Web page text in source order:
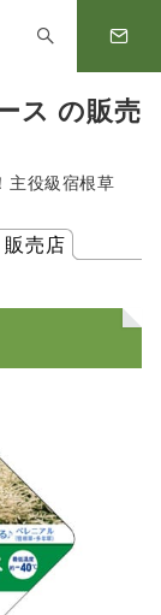
ス の販売
主役級宿根草
販売店